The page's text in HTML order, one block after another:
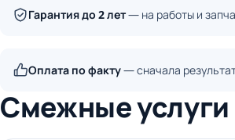
Гарантия до 2 лет— на работы и
Оплата по факту— сначала
Смежные услуги